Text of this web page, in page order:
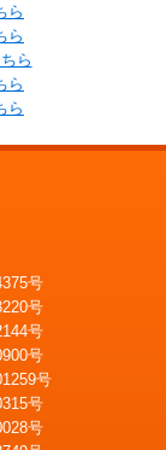
ら
ら
ら
ら
ら
号
号
号
号
号
号
号